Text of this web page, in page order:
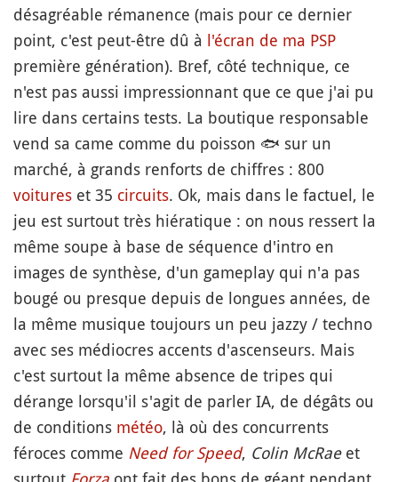
désagréable rémanence (mais pour ce dernier
point, c'est peut-être dû à l'écran de ma PSP
première génération). Bref, côté technique, ce
n'est pas aussi impressionnant que ce que j'ai pu
lire dans certains tests. La boutique responsable
vend sa came comme du poisson 🐟 sur un
marché, à grands renforts de chiffres : 800
voitures et 35 circuits. Ok, mais dans le factuel, le
jeu est surtout très hiératique : on nous ressert la
même soupe à base de séquence d'intro en
images de synthèse, d'un gameplay qui n'a pas
bougé ou presque depuis de longues années, de
la même musique toujours un peu jazzy / techno
avec ses médiocres accents d'ascenseurs. Mais
c'est surtout la même absence de tripes qui
dérange lorsqu'il s'agit de parler IA, de dégâts ou
de conditions météo, là où des concurrents
féroces comme Need for Speed, Colin McRaeet